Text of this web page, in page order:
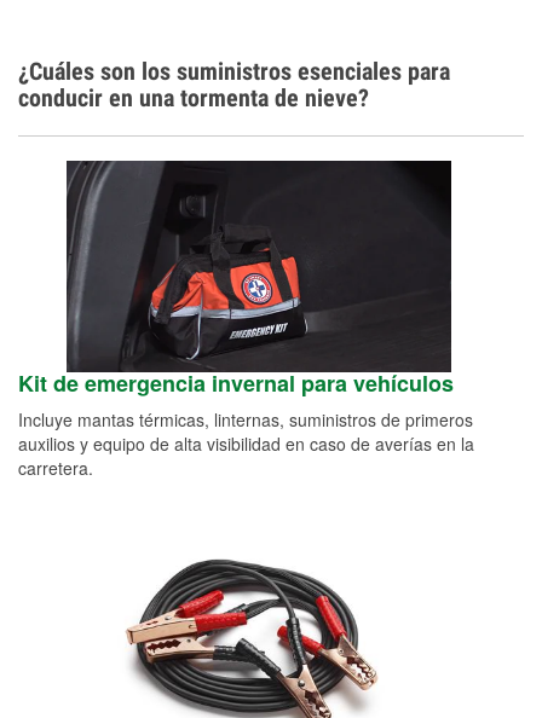
¿Cuáles son los suministros esenciales para
conducir en una tormenta de nieve?
Kit de emergencia invernal para vehículos
Incluye mantas térmicas, linternas, suministros de primeros
auxilios y equipo de alta visibilidad en caso de averías en la
carretera.